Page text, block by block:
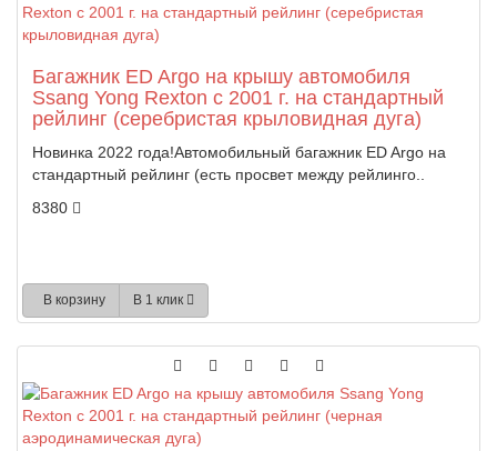
Багажник ED Argo на крышу автомобиля
Ssang Yong Rexton с 2001 г. на стандартный
рейлинг (серебристая крыловидная дуга)
Новинка 2022 года!Автомобильный багажник ED Argo на
стандартный рейлинг (есть просвет между рейлинго..
8380
В корзину В 1 клик